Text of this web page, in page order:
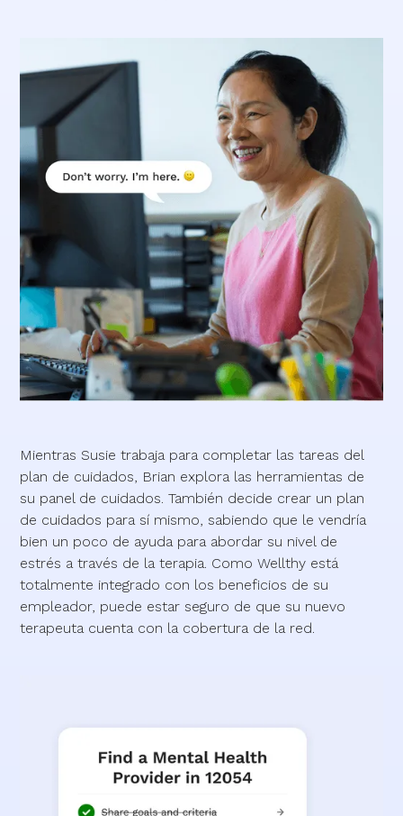
Mientras Susie trabaja para completar las tareas del
plan de cuidados, Brian explora las herramientas de
su panel de cuidados. También decide crear un plan
de cuidados para sí mismo, sabiendo que le vendría
bien un poco de ayuda para abordar su nivel de
estrés a través de la terapia. Como Wellthy está
totalmente integrado con los beneficios de su
empleador, puede estar seguro de que su nuevo
terapeuta cuenta con la cobertura de la red.